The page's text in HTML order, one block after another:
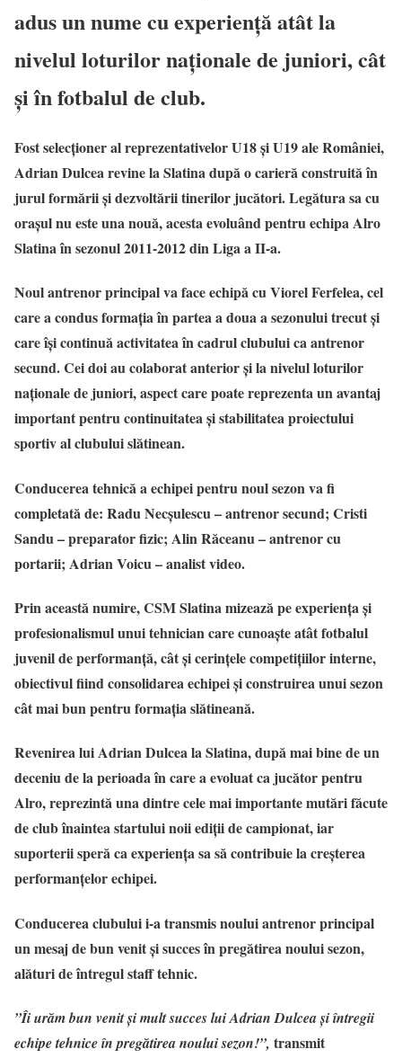
adus un nume cu experiență atât la
nivelul loturilor naționale de juniori, cât
și în fotbalul de club.
Fost selecționer al reprezentativelor U18 și U19 ale României,
Adrian Dulcea revine la Slatina după o carieră construită în
jurul formării și dezvoltării tinerilor jucători. Legătura sa cu
orașul nu este una nouă, acesta evoluând pentru echipa Alro
Slatina în sezonul 2011-2012 din Liga a II-a.
Noul antrenor principal va face echipă cu Viorel Ferfelea, cel
care a condus formația în partea a doua a sezonului trecut și
care își continuă activitatea în cadrul clubului ca antrenor
secund. Cei doi au colaborat anterior și la nivelul loturilor
naționale de juniori, aspect care poate reprezenta un avantaj
important pentru continuitatea și stabilitatea proiectului
sportiv al clubului slătinean.
Conducerea tehnică a echipei pentru noul sezon va fi
completată de: Radu Necșulescu – antrenor secund; Cristi
Sandu – preparator fizic; Alin Răceanu – antrenor cu
portarii; Adrian Voicu – analist video.
Prin această numire, CSM Slatina mizează pe experiența și
profesionalismul unui tehnician care cunoaște atât fotbalul
juvenil de performanță, cât și cerințele competițiilor interne,
obiectivul fiind consolidarea echipei și construirea unui sezon
cât mai bun pentru formația slătineană.
Revenirea lui Adrian Dulcea la Slatina, după mai bine de un
deceniu de la perioada în care a evoluat ca jucător pentru
Alro, reprezintă una dintre cele mai importante mutări făcute
de club înaintea startului noii ediții de campionat, iar
suporterii speră ca experiența sa să contribuie la creșterea
performanțelor echipei.
Conducerea clubului i-a transmis noului antrenor principal
un mesaj de bun venit și succes în pregătirea noului sezon,
alături de întregul staff tehnic.
”Îi urăm bun venit și mult succes lui Adrian Dulcea și întregii
echipe tehnice în pregătirea noului sezon!”, transmit